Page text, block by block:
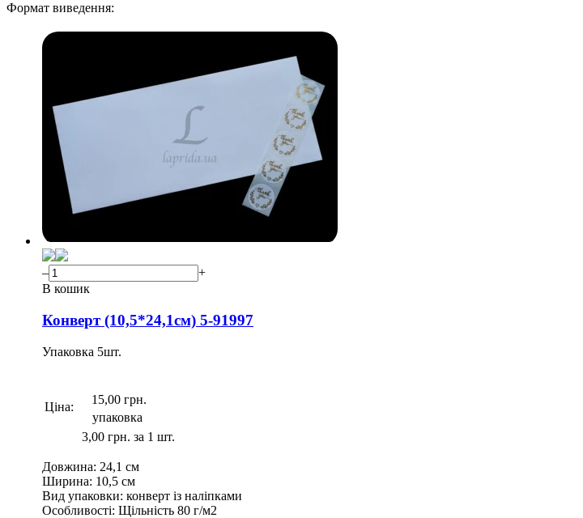
Формат виведення:
–
+
В кошик
Конверт (10,5*24,1см) 5-91997
Упаковка 5шт.
Ціна:
15,00 грн.
упаковка
3,00 грн. за 1 шт.
Довжина: 24,1 см
Ширина: 10,5 см
Вид упаковки: конверт із наліпками
Особливості: Щільність 80 г/м2